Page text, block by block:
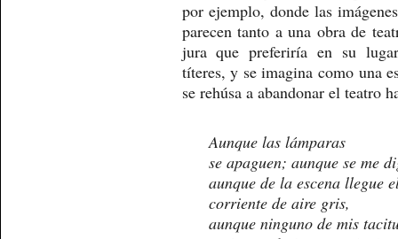
por ejemplo, donde las
parecen tanto a una obra de
jura que preferiría en su
títeres, y se imagina como una
se rehúsa a abandonar el teatro
Aunque las lámparas
se apaguen; aunque se me
aunque de la escena llegue
corriente de aire gris,
aunque ninguno de mis